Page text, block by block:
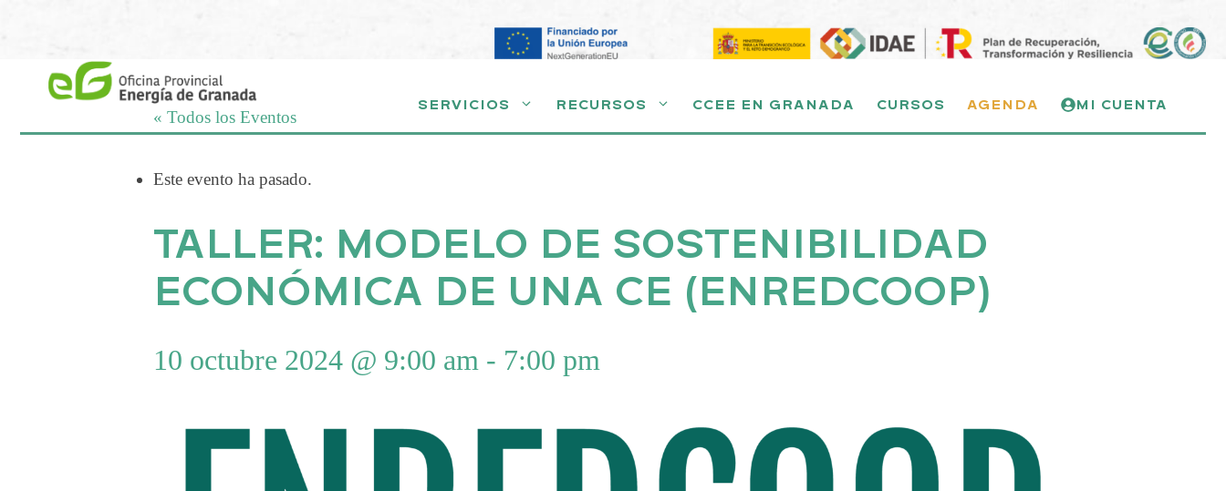
SERVICIOS RECURSOS CCEE EN GRANADA CURSOS AGENDA MI CUENTA
« Todos los Eventos
Este evento ha pasado.
TALLER: MODELO DE SOSTENIBILIDAD
ECONÓMICA DE UNA CE (ENREDCOOP)
10 octubre 2024 @ 9:00 am - 7:00 pm